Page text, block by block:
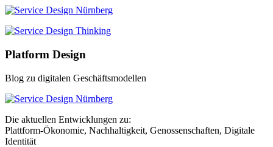
Platform Design
Blog zu digitalen Geschäftsmodellen
Die aktuellen Entwicklungen zu:
Plattform-Ökonomie, Nachhaltigkeit, Genossenschaften, Digitale
Identität